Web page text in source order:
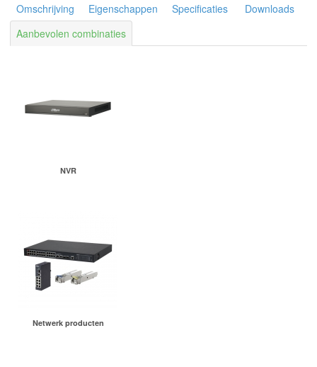
Omschrijving Eigenschappen Specificaties
Downloads
Aanbevolen combinaties
NVR
Netwerk producten